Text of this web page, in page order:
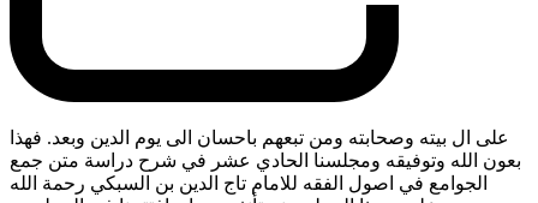
على ال بيته وصحابته ومن تبعهم باحسان الى يوم الدين وبعد. فهذا
بعون الله وتوفيقه ومجلسنا الحادي عشر في شرح دراسة متن جمع
الجوامع في اصول الفقه للامام تاج الدين بن السبكي رحمة الله